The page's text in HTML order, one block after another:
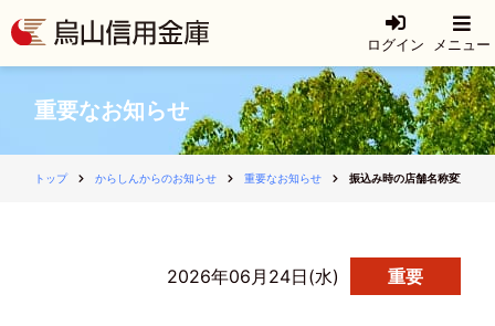
ログイン メニュー
重要なお知らせ
トップ からしんからのお知らせ 重要なお知らせ 振込み時の店舗名称変更に
2026年06月24日(水) 重要